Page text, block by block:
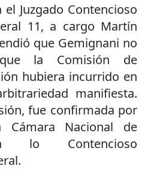
Juzgado Contencioso
11, a cargo Martín
que Gemignani no
la Comisión de
hubiera incurrido en
manifiesta.
fue confirmada por
Nacional de
lo Contencioso